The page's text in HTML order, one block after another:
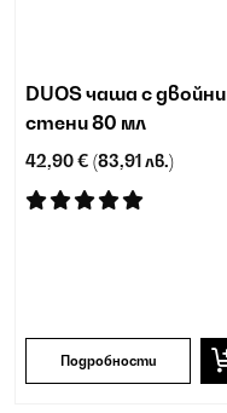
DUOS чаша с двойни
стени 80 мл
42,90 € (83,91 лв.)
Подробности